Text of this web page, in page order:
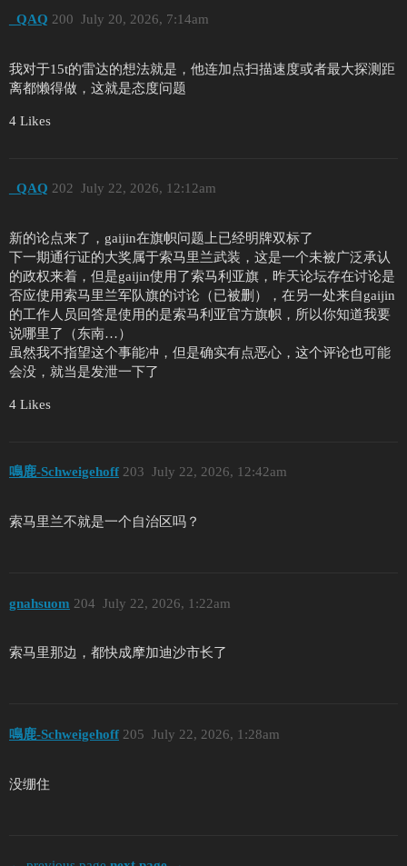
_QAQ July 20, 2026, 7:14am
200
我对于15t的雷达的想法就是，他连加点扫描速度或者最大探测距
离都懒得做，这就是态度问题
4 Likes
_QAQ July 22, 2026, 12:12am
202
新的论点来了，gaijin在旗帜问题上已经明牌双标了
下一期通行证的大奖属于索马里兰武装，这是一个未被广泛承认
的政权来着，但是gaijin使用了索马利亚旗，昨天论坛存在讨论是
否应使用索马里兰军队旗的讨论（已被删），在另一处来自gaijin
的工作人员回答是使用的是索马利亚官方旗帜，所以你知道我要
说哪里了（东南…）
虽然我不指望这个事能冲，但是确实有点恶心，这个评论也可能
会没，就当是发泄一下了
4 Likes
鳴鹿-Schweigehoff July 22, 2026, 12:42am
203
索马里兰不就是一个自治区吗？
gnahsuom July 22, 2026, 1:22am
204
索马里那边，都快成摩加迪沙市长了
鳴鹿-Schweigehoff July 22, 2026, 1:28am
205
没绷住